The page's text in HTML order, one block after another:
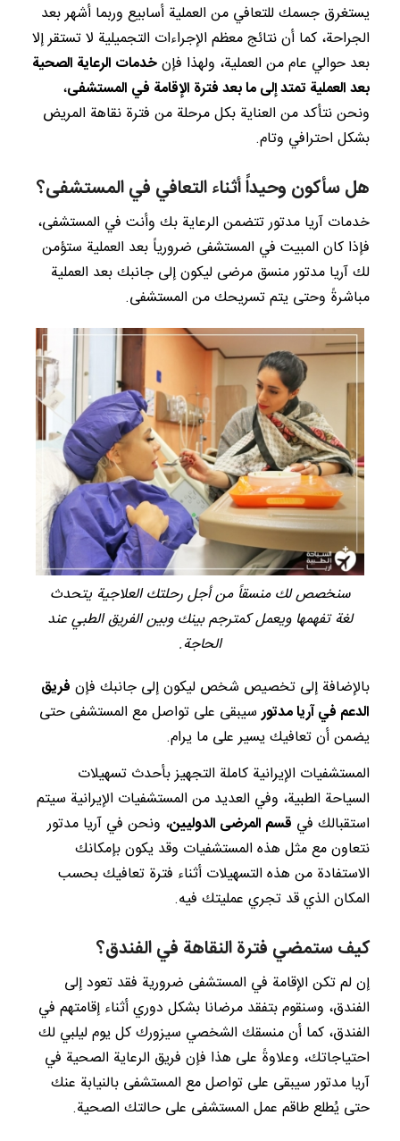
يستغرق جسمك للتعافي من العملية أسابيع وربما أشهر بعد
الجراحة، كما أن نتائج معظم الإجراءات التجميلية لا تستقر إلا
بعد حوالي عام من العملية، ولهذا فإنخدمات الرعاية الصحية
بعد العملية تمتد إلى ما بعد فترة الإقامة في المستشفى،
ونحن نتأكد من العناية بكل مرحلة من فترة نقاهة المريض
بشكل احترافي وتام.
هل سأكون وحيداً أثناء التعافي في المستشفى؟
خدمات آريا مدتور تتضمن الرعاية بك وأنت في المستشفى،
فإذا كان المبيت في المستشفى ضرورياً بعد العملية ستؤمن
لك آريا مدتور منسق مرضى ليكون إلى جانبك بعد العملية
مباشرةً وحتى يتم تسريحك من المستشفى.
سنخصص لك منسقاً من أجل رحلتك العلاجية يتحدث
لغة تفهمها ويعمل كمترجم بينك وبين الفريق الطبي عند
الحاجة.
بالإضافة إلى تخصيص شخص ليكون إلى جانبك فإن فريق
الدعم في آريا مدتورسيبقى على تواصل مع المستشفى حتى
يضمن أن تعافيك يسير على ما يرام.
المستشفيات الإيرانية كاملة التجهيز بأحدث تسهيلات
السياحة الطبية، وفي العديد من المستشفيات الإيرانية سيتم
استقبالك في قسم المرضى الدوليين، ونحن في آريا مدتور
نتعاون مع مثل هذه المستشفيات وقد يكون بإمكانك
الاستفادة من هذه التسهيلات أثناء فترة تعافيك بحسب
المكان الذي قد تجري عمليتك فيه.
كيف ستمضي فترة النقاهة في الفندق؟
إن لم تكن الإقامة في المستشفى ضرورية فقد تعود إلى
الفندق، وسنقوم بتفقد مرضانا بشكل دوري أثناء إقامتهم في
الفندق، كما أن منسقك الشخصي سيزورك كل يوم ليلبي لك
احتياجاتك، وعلاوةً على هذا فإن فريق الرعاية الصحية في
آريا مدتور سيبقى على تواصل مع المستشفى بالنيابة عنك
حتى يُطلع طاقم عمل المستشفى على حالتك الصحية.